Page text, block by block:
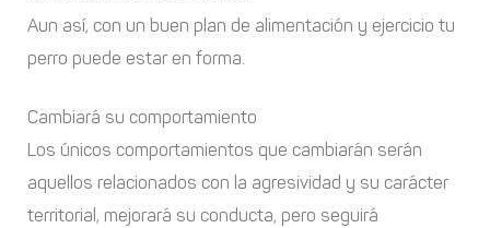
Aun así, con un buen plan de alimentación y ejercicio tu
perro puede estar en forma.
Cambiará su comportamiento
Los únicos comportamientos que cambiarán serán
aquellos relacionados con la agresividad y su carácter
territorial, mejorará su conducta, pero seguirá